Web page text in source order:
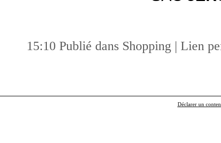
15:10 Publié dans Shopping | Lien
Déclarer un